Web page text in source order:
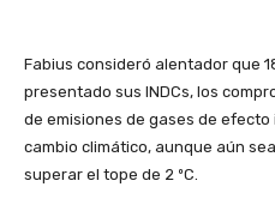
Fabius consideró alentador que
presentado sus INDCs, los
de emisiones de gases de
cambio climático, aunque aún
superar el tope de 2 ºC.